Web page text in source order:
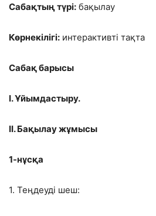
Сабақтың түрі: бақылау
Көрнекілігі: интерактивті тақта
Сабақ барысы
І. Ұйымдастыру.
ІІ. Бақылау жұмысы
1-нұсқа
1. Теңдеуді шеш: